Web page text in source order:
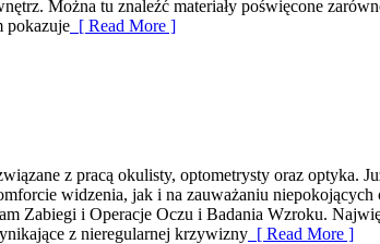
Można tu znaleźć materiały poświęcone
pokazuje [ Read More ]
z pracą okulisty, optometrysty oraz optyka.
widzenia, jak i na zauważaniu
Zabiegi i Operacje Oczu i Badania Wzroku.
z nieregularnej krzywizny [ Read More ]